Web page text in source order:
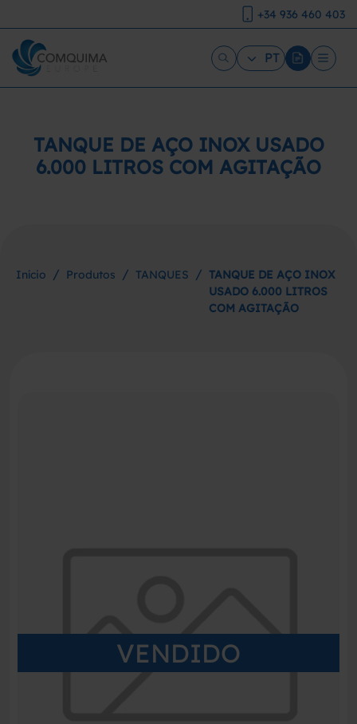
+34 936 460 403
PT
TANQUE DE AÇO INOX USADO
6.000 LITROS COM AGITAÇÃO
Início / Produtos / TANQUES / TANQUE DE AÇO INOX
USADO 6.000 LITROS
COM AGITAÇÃO
VENDIDO